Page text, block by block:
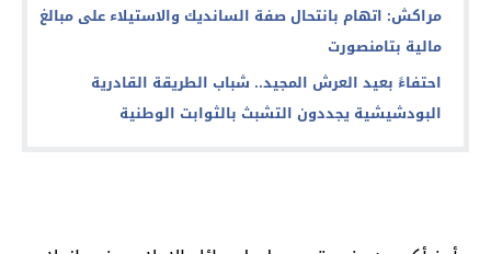
مراكش: اتهام بانتحال صفة السانديك والاستيلاء على مبالغ
مالية بتامنصورت
احتفاءً بعيد العرش المجيد.. شباب الطريقة القادرية
البودشيشية يجددون التشبث بالثوابت الوطنية